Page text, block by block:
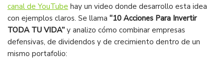
canal de YouTube hay un video donde desarrollo esta idea
con ejemplos claros. Se llama “10 Acciones Para Invertir
TODA TU VIDA” y analizo cómo combinar empresas
defensivas, de dividendos y de crecimiento dentro de un
mismo portafolio: